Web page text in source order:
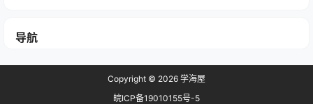
导航
Copyright © 2026 学海屋
皖ICP备19010155号-5